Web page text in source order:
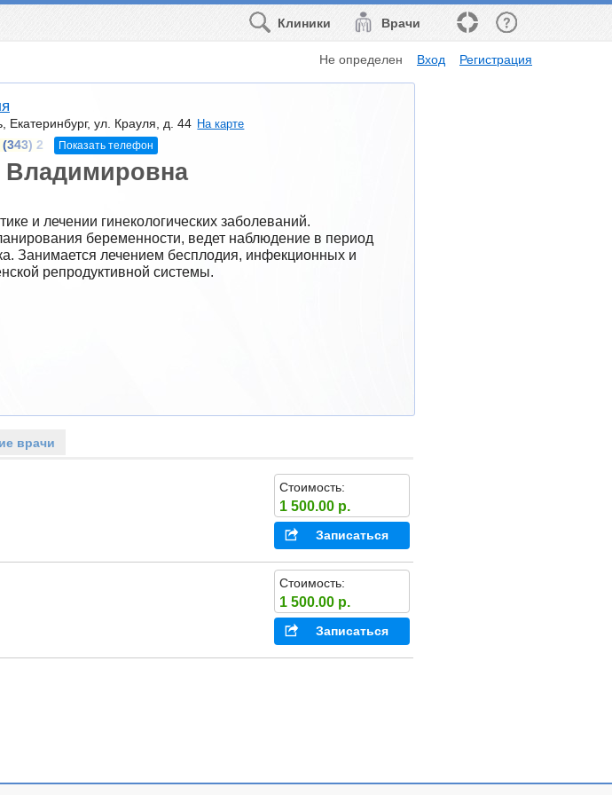
Врачи
Клиники
Не определен Вход Регистрация
Екатеринбург, ул. Крауля, д. 44 На карте
(343) 2 Показать телефон
Владимировна
и лечении гинекологических заболеваний.
беременности, ведет наблюдение в период
Занимается лечением бесплодия, инфекционных и
репродуктивной системы.
врачи
Стоимость:
1 500.00 р.
Записаться
Стоимость:
1 500.00 р.
Записаться